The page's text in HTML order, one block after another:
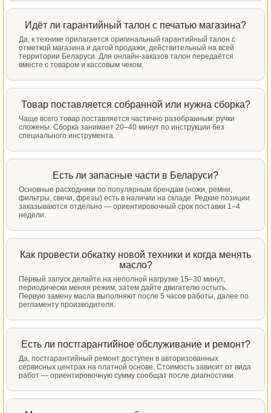
Идёт ли гарантийный талон с печатью магазина?
Да, к технике прилагается оригинальный гарантийный талон с
отметкой магазина и датой продажи, действительный на всей
территории Беларуси. Для онлайн-заказов талон передаётся
вместе с товаром и кассовым чеком.
Товар поставляется собранной или нужна сборка?
Чаще всего товар поставляется частично разобранным: ручки
сложены. Сборка занимает 20–40 минут по инструкции без
специального инструмента.
Есть ли запасные части в Беларуси?
Основные расходники по популярным брендам (ножи, ремни,
фильтры, свечи, фрезы) есть в наличии на складе. Редкие позиции
заказываются отдельно — ориентировочный срок поставки 1–4
недели.
Как провести обкатку новой техники и когда менять
масло?
Первый запуск делайте на неполной нагрузке 15–30 минут,
периодически меняя режим, затем дайте двигателю остыть.
Первую замену масла выполняют после 5 часов работы, далее по
регламенту производителя.
Есть ли постгарантийное обслуживание и ремонт?
Да, постгарантийный ремонт доступен в авторизованных
сервисных центрах на платной основе. Стоимость зависит от вида
работ — ориентировочную сумму сообщат после диагностики.